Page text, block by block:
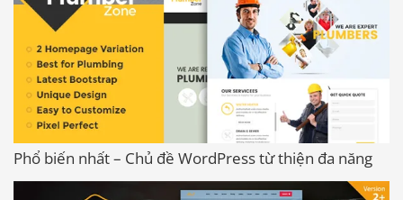
Phổ biến nhất – Chủ đề WordPress từ thiện đa năng